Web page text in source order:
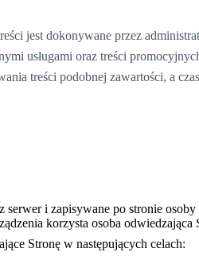
jest dokonywane przez
usługami oraz treści
treści podobnej zawartości, a
i zapisywane po stronie
korzysta osoba odwiedzająca
Stronę w następujących celach: